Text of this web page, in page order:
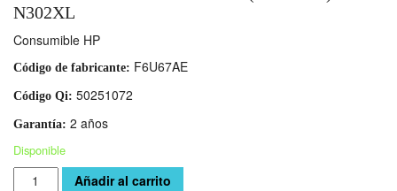
N302XL
Consumible HP
Código de fabricante: F6U67AE
Código Qi: 50251072
Garantía: 2 años
Disponible
Cantidad Añadir al carrito